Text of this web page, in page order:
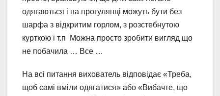
одягаються і на прогулянці можуть бути без
шарфа з відкритим горлом, з розстебнутою
курткою і т.п Можна просто зробити вигляд що
не побачила … Все …
На всі питання вихователь відповідає «Треба,
щоб самі вміли одягатися» або «Вибачте, що